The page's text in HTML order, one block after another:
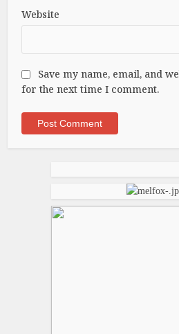
Website
Save my name, email, and
for the next time I comment.